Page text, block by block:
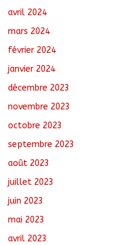
avril 2024
mars 2024
février 2024
janvier 2024
décembre 2023
novembre 2023
octobre 2023
septembre 2023
août 2023
juillet 2023
juin 2023
mai 2023
avril 2023